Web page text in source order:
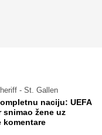
- St. Gallen
naciju: UEFA
snimao žene uz
komentare